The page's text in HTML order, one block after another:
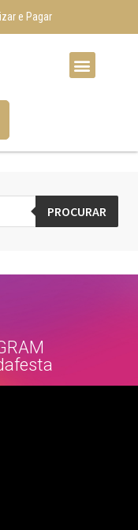
e Pagar
PROCURAR